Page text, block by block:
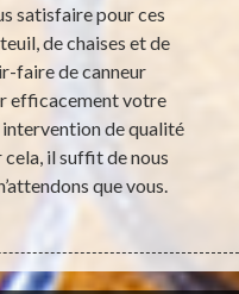
satisfaire pour ces
de chaises et de
faire de canneur
efficacement votre
intervention de qualité
cela, il suffit de nous
que vous.